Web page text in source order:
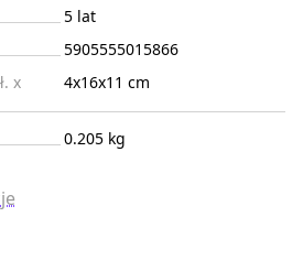
5 lat
5905555015866
x
4x16x11 cm
0.205 kg